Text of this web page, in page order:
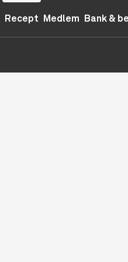
Recept Medlem Bank &